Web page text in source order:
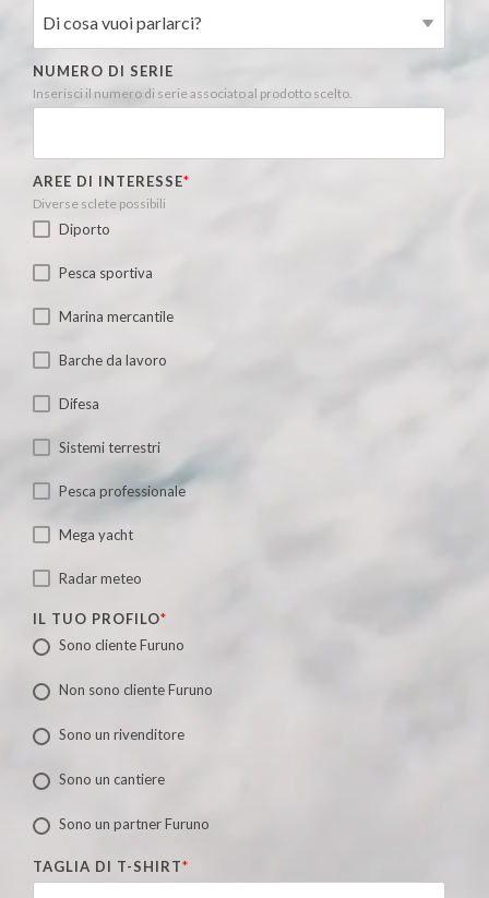
NUMERO DI SERIE
Inserisci il numero di serie associato al prodotto scelto.
AREE DI INTERESSE*
Diverse sclete possibili
Diporto
Pesca sportiva
Marina mercantile
Barche da lavoro
Difesa
Sistemi terrestri
Pesca professionale
Mega yacht
Radar meteo
IL TUO PROFILO*
Sono cliente Furuno
Non sono cliente Furuno
Sono un rivenditore
Sono un cantiere
Sono un partner Furuno
TAGLIA DI T-SHIRT*